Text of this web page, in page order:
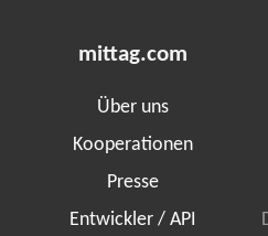
mittag.com
Über uns
Kooperationen
Presse
Entwickler / API